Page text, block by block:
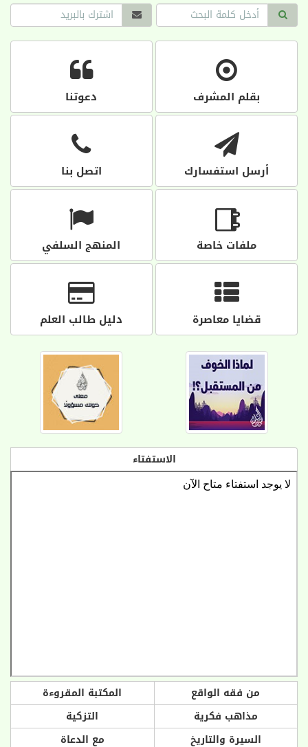
بقلم المشرف دعوتنا
أرسل استفسارك اتصل بنا
ملفات خاصة المنهج السلفي
قضايا معاصرة دليل طالب العلم
الاستفتاء
من فقه الواقع
المكتبة المقروءة
مذاهب فكرية
التزكية
السيرة والتاريخ
مع الدعاة